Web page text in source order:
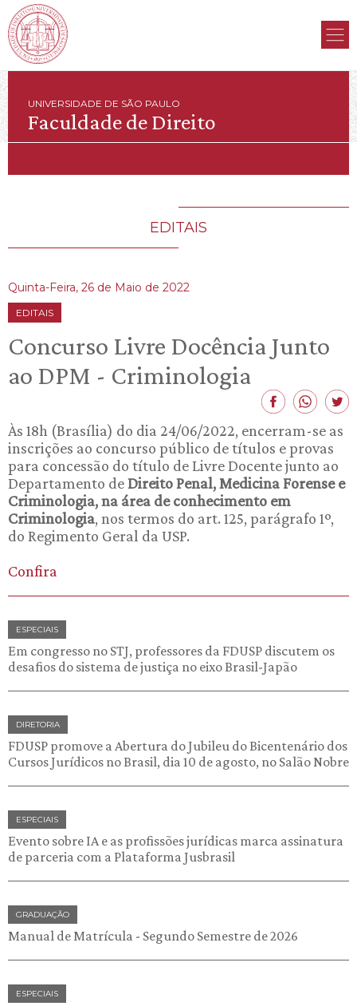
UNIVERSIDADE DE SÃO PAULO
Faculdade de Direito
EDITAIS
Quinta-Feira, 26 de Maio de 2022
EDITAIS
Concurso Livre Docência Junto
ao DPM - Criminologia
Às 18h (Brasília) do dia 24/06/2022, encerram-se as
inscrições ao concurso público de títulos e provas
para concessão do título de Livre Docente junto ao
Departamento deDireito Penal, Medicina Forense e
Criminologia, na área de conhecimento em
Criminologia, nos termos do art. 125, parágrafo 1º,
do Regimento Geral da USP.
Confira
ESPECIAIS
Em congresso no STJ, professores da FDUSP discutem os
desafios do sistema de justiça no eixo Brasil-Japão
DIRETORIA
FDUSP promove a Abertura do Jubileu do Bicentenário dos
Cursos Jurídicos no Brasil, dia 10 de agosto, no Salão Nobre
ESPECIAIS
Evento sobre IA e as profissões jurídicas marca assinatura
de parceria com a Plataforma Jusbrasil
GRADUAÇÃO
Manual de Matrícula - Segundo Semestre de 2026
ESPECIAIS